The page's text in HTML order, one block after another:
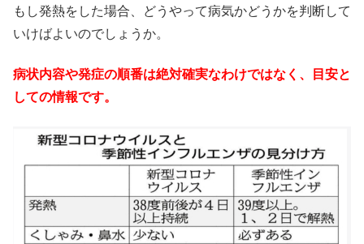
もし発熱をした場合、どうやって病気かどうかを判断して
いけばよいのでしょうか。
病状内容や発症の順番は絶対確実なわけではなく、目安と
しての情報です。